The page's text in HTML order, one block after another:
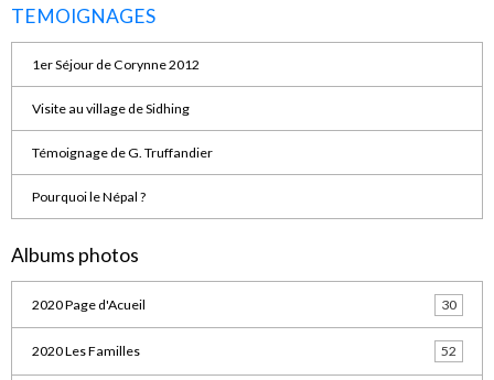
TEMOIGNAGES
1er Séjour de Corynne 2012
Visite au village de Sidhing
Témoignage de G. Truffandier
Pourquoi le Népal ?
Albums photos
2020 Page d'Acueil 30
2020 Les Familles 52